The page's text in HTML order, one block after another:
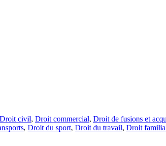
Droit civil, Droit commercial, Droit de fusions et
, Droit du sport, Droit du travail, Droit